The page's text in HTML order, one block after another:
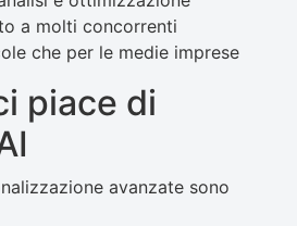
a molti concorrenti
che per le medie imprese
piace di
avanzate sono